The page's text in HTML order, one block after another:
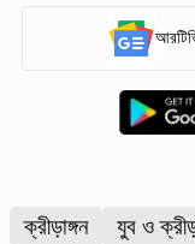
ক্রীড়াঙ্গন যুব ও